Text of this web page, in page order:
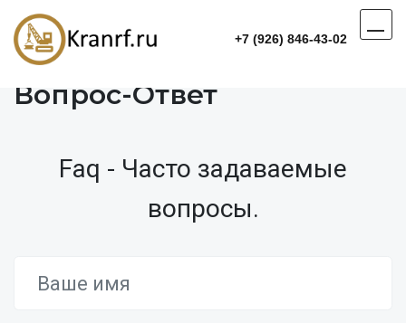
+7 (926) 846-43-02
Вопрос-Ответ
Faq - Часто задаваемые
вопросы.